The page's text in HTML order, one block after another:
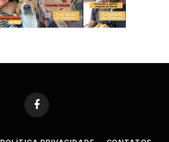
Facebook